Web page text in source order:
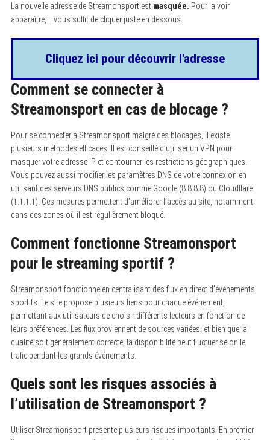
La nouvelle adresse de Streamonsport est masquée. Pour la voir
apparaître, il vous suffit de cliquer juste en dessous.
Cliquez ici pour découvrir l'adresse
Comment se connecter à
Streamonsport en cas de blocage ?
Pour se connecter à Streamonsport malgré des blocages, il existe
plusieurs méthodes efficaces. Il est conseillé d’utiliser un VPN pour
masquer votre adresse IP et contourner les restrictions géographiques.
Vous pouvez aussi modifier les paramètres DNS de votre connexion en
utilisant des serveurs DNS publics comme Google (8.8.8.8) ou Cloudflare
(1.1.1.1). Ces mesures permettent d’améliorer l’accès au site, notamment
dans des zones où il est régulièrement bloqué.
Comment fonctionne Streamonsport
pour le streaming sportif ?
Streamonsport fonctionne en centralisant des flux en direct d’événements
sportifs. Le site propose plusieurs liens pour chaque événement,
permettant aux utilisateurs de choisir différents lecteurs en fonction de
leurs préférences. Les flux proviennent de sources variées, et bien que la
qualité soit généralement correcte, la disponibilité peut fluctuer selon le
trafic pendant les grands événements.
Quels sont les risques associés à
l’utilisation de Streamonsport ?
Utiliser Streamonsport présente plusieurs risques importants. En premier